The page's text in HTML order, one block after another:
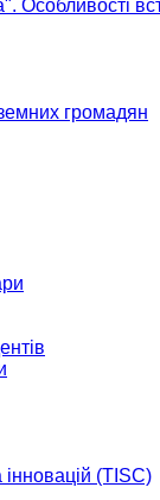
Особливості
громадян
інновацій (TISC)